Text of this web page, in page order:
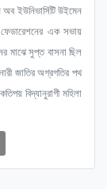
অব ইউনিভার্সিটি উইমেন
এক সভায়
মাঝে সুপ্ত বাসনা ছিল
জাতির অগ্রগতির পথ
বিদ্যানুরাগী মহিলা